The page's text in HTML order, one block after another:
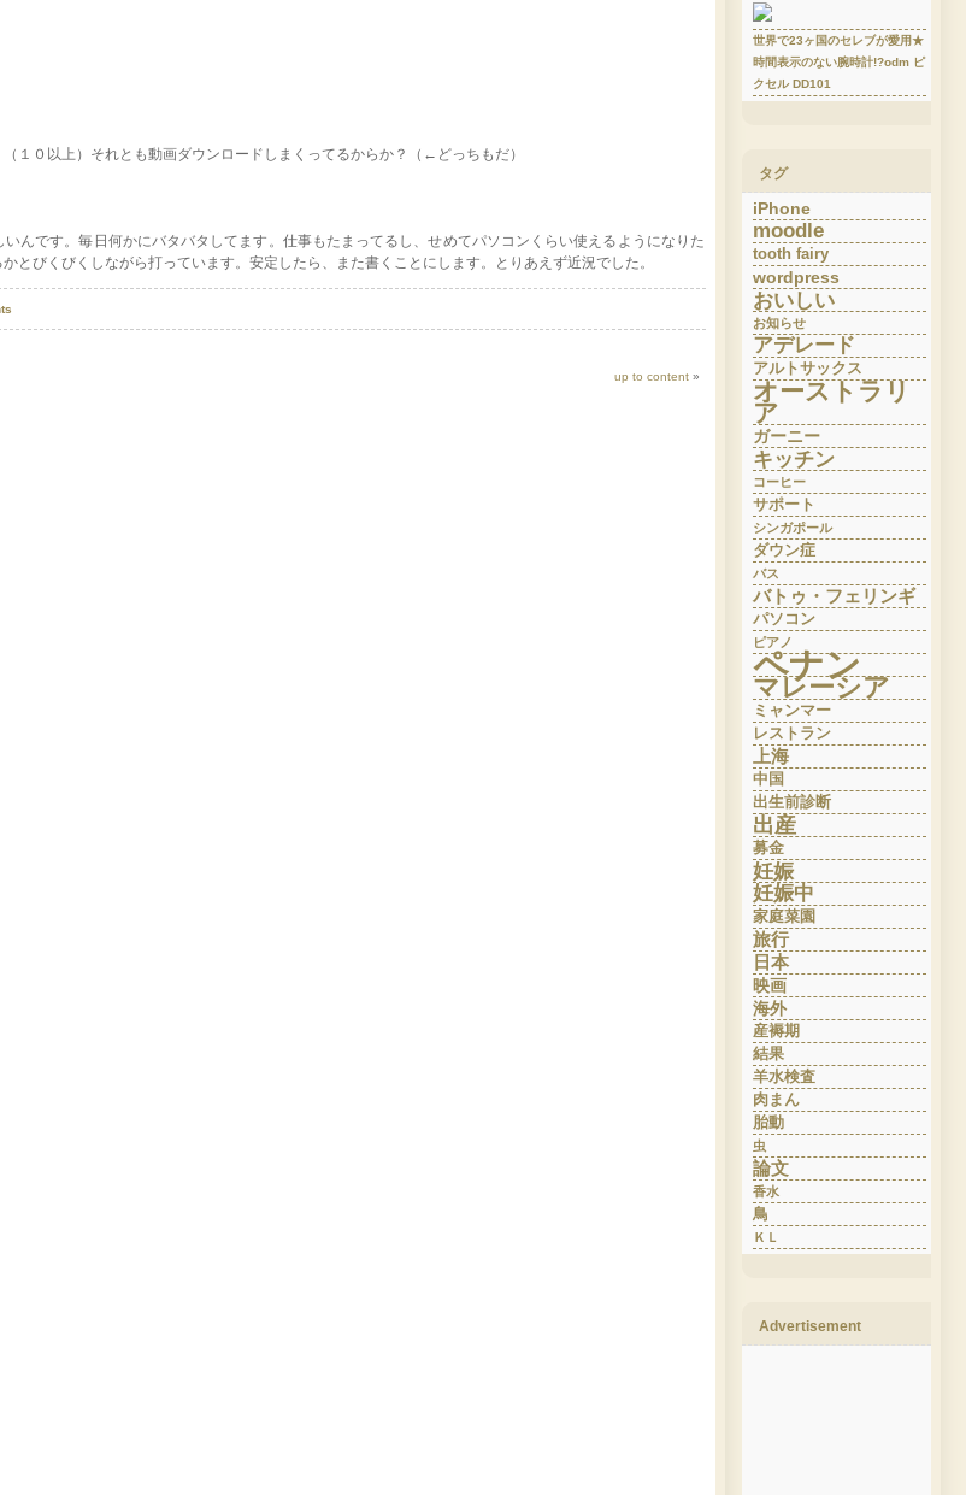
１０以上）それとも動画ダウンロードしまくってるからか？（←どっちもだ）
んです。毎日何かにバタバタしてます。仕事もたまってるし、せめてパソコンくらい使えるようになりた
とびくびくしながら打っています。安定したら、また書くことにします。とりあえず近況でした。
up to content »
世界で23ヶ国のセレブが愛用★
時間表示のない腕時計!?odm ピ
クセル DD101
タグ
iPhone
moodle
tooth fairy
wordpress
おいしい
お知らせ
アデレード
アルトサックス
オーストラリ
ア
ガーニー
キッチン
コーヒー
サポート
シンガポール
ダウン症
バス
バトゥ・フェリンギ
パソコン
ピアノ
ペナン
マレーシア
ミャンマー
レストラン
上海
中国
出生前診断
出産
募金
妊娠
妊娠中
家庭菜園
旅行
日本
映画
海外
産褥期
結果
羊水検査
肉まん
胎動
虫
論文
香水
鳥
ＫＬ
Advertisement